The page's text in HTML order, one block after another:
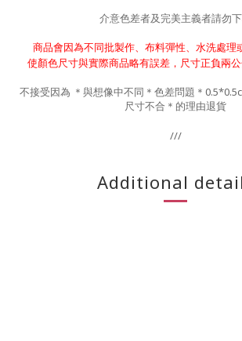
介意色差者及完美主義者請勿
商品會因為不同批製作、布料彈性、水洗處理
使顏色尺寸與實際商品略有誤差，尺寸正負兩
不接受因為 ＊與想像中不同＊色差問題＊
尺寸不合＊的理由退貨
///
Additional